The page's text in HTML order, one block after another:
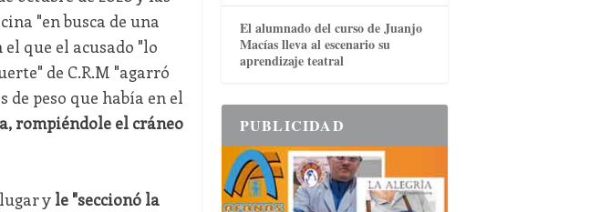
"en busca de una
que el acusado "lo
de C.R.M "agarró
de peso que había en el
rompiéndole el cráneo
yle "seccionó la
El alumnado del curso de Juanjo
Macías lleva al escenario su
aprendizaje teatral
PUBLICIDAD